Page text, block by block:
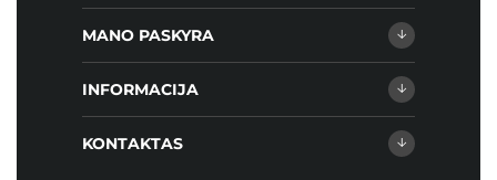
MANO PASKYRA
INFORMACIJA
KONTAKTAS